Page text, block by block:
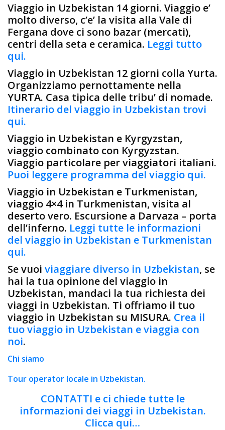
Viaggio in Uzbekistan 14 giorni. Viaggio e’
molto diverso, c’e’ la visita alla Vale di
Fergana dove ci sono bazar (mercati),
centri della seta e ceramica. Leggi tutto
qui.
Viaggio in Uzbekistan 12 giorni colla Yurta.
Organizziamo pernottamente nella
YURTA. Casa tipica delle tribu’ di nomade.
Itinerario del viaggio in Uzbekistan trovi
qui.
Viaggio in Uzbekistan e Kyrgyzstan,
viaggio combinato con Kyrgyzstan.
Viaggio particolare per viaggiatori italiani.
Puoi leggere programma del viaggio qui.
Viaggio in Uzbekistan e Turkmenistan,
viaggio 4×4 in Turkmenistan, visita al
deserto vero. Escursione a Darvaza – porta
dell’inferno. Leggi tutte le informazioni
del viaggio in Uzbekistan e Turkmenistan
qui.
Se vuoi viaggiare diverso in Uzbekistan, se
hai la tua opinione del viaggio in
Uzbekistan, mandaci la tua richiesta dei
viaggi in Uzbekistan. Ti offriamo il tuo
viaggio in Uzbekistan su MISURA. Crea il
tuo viaggio in Uzbekistan e viaggia con
noi.
Chi siamo
Tour operator locale in Uzbekistan.
CONTATTI e ci chiede tutte le
informazioni dei viaggi in Uzbekistan.
Clicca qui…